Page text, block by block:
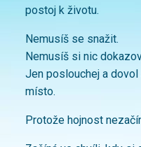
postoj k životu.
Nemusíš se snažit.
Nemusíš si nic
Jen poslouchej a
místo.
Protože hojnost